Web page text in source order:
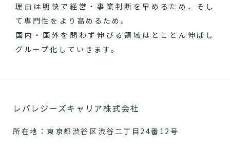
理由は明快で経営・事業判断を早めるため、そし
て専門性をより高めるため。
国内・国外を問わず伸びる領域はとことん伸ばし
グループ化していきます。
レバレジーズキャリア株式会社
所在地：東京都渋谷区渋谷二丁目24番12号